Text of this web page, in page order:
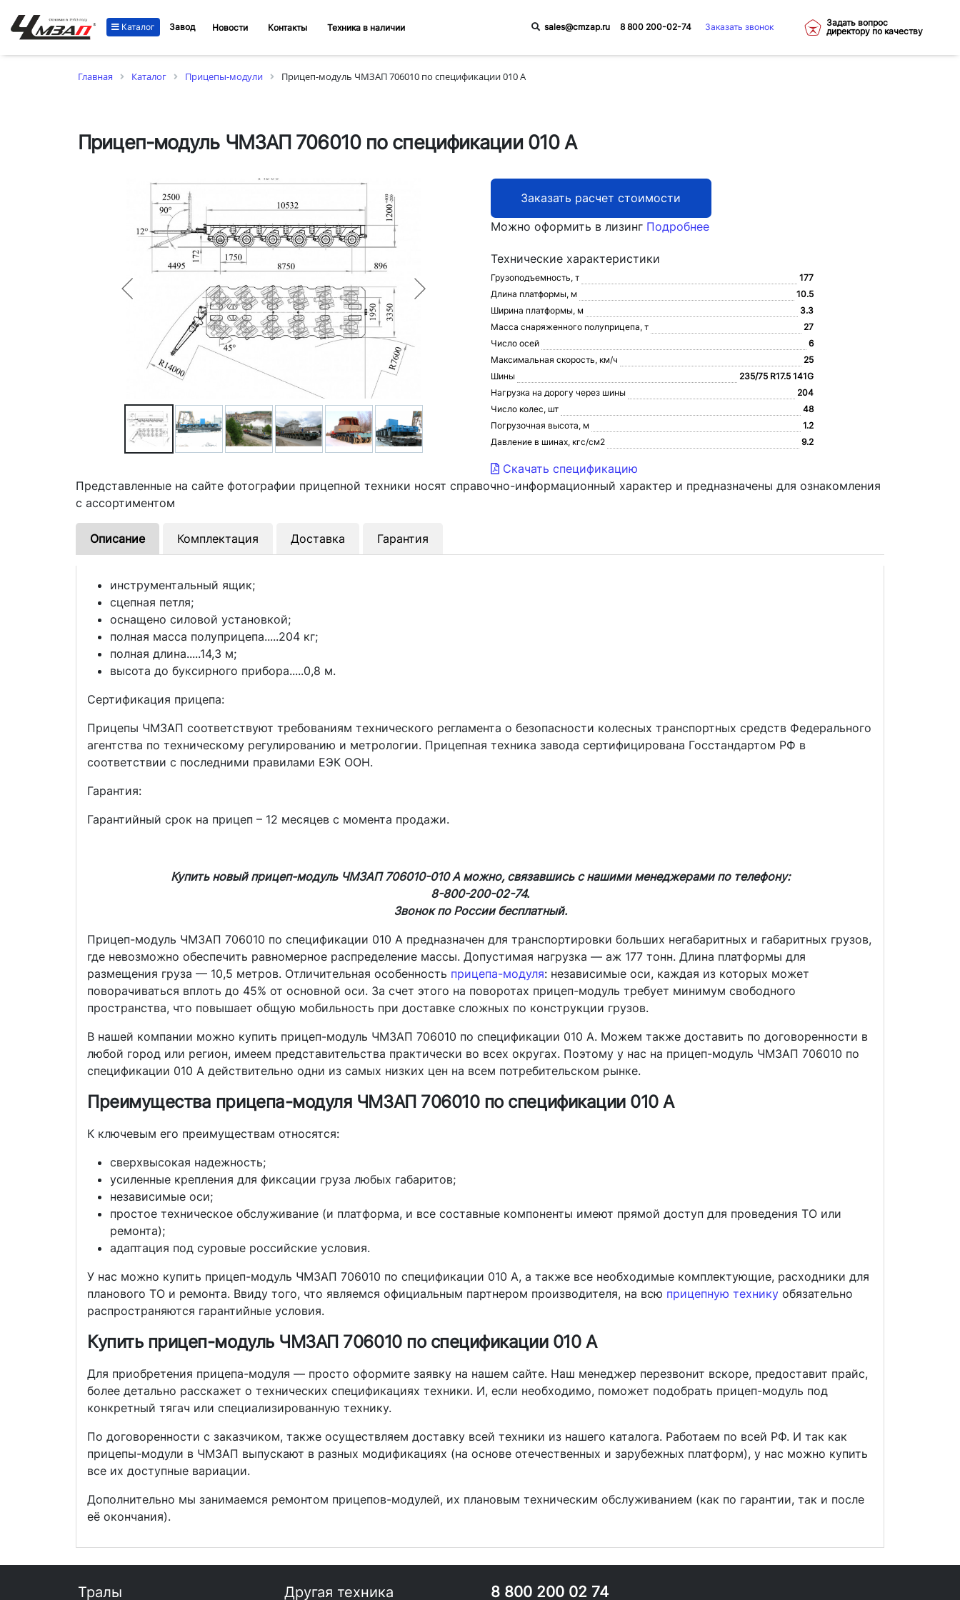
Каталог Завод Новости Контакты Техника в наличии sales@cmzap.ru 8 800 200-02-74 Заказать звонок
Задать вопрос
директору по качеству
Главная Каталог Прицепы-модули Прицеп-модуль ЧМЗАП 706010 по спецификации 010 А
Прицеп-модуль ЧМЗАП 706010 по спецификации 010 А
Заказать расчет стоимости
Можно оформить в лизинг Подробнее
Технические характеристики
Грузоподъемность, т
177
Длина платформы, м
10.5
Ширина платформы, м
3.3
Масса снаряженного полуприцепа, т
27
Число осей
6
Максимальная скорость, км/ч
25
Шины
235/75 R17.5 141G
Нагрузка на дорогу через шины
204
Число колес, шт
48
Погрузочная высота, м
1.2
Давление в шинах, кгс/см2
9.2
Скачать спецификацию
Представленные на сайте фотографии прицепной техники носят справочно-информационный характер и предназначены для ознакомления
с ассортиментом
Описание Комплектация Доставка Гарантия
инструментальный ящик;
сцепная петля;
оснащено силовой установкой;
полная масса полуприцепа.....204 кг;
полная длина.....14,3 м;
высота до буксирного прибора.....0,8 м.
Сертификация прицепа:
Прицепы ЧМЗАП соответствуют требованиям технического регламента о безопасности колесных транспортных средств Федерального
агентства по техническому регулированию и метрологии. Прицепная техника завода сертифицирована Госстандартом РФ в
соответствии с последними правилами ЕЭК ООН.
Гарантия:
Гарантийный срок на прицеп – 12 месяцев с момента продажи.
Купить новый прицеп-модуль ЧМЗАП 706010-010 А можно, связавшись с нашими менеджерами по телефону:
8-800-200-02-74.
Звонок по России бесплатный.
Прицеп-модуль ЧМЗАП 706010 по спецификации 010 А предназначен для транспортировки больших негабаритных и габаритных грузов,
где невозможно обеспечить равномерное распределение массы. Допустимая нагрузка — аж 177 тонн. Длина платформы для
размещения груза — 10,5 метров. Отличительная особенность прицепа-модуля: независимые оси, каждая из которых может
поворачиваться вплоть до 45% от основной оси. За счет этого на поворотах прицеп-модуль требует минимум свободного
пространства, что повышает общую мобильность при доставке сложных по конструкции грузов.
В нашей компании можно купить прицеп-модуль ЧМЗАП 706010 по спецификации 010 А. Можем также доставить по договоренности в
любой город или регион, имеем представительства практически во всех округах. Поэтому у нас на прицеп-модуль ЧМЗАП 706010 по
спецификации 010 А действительно одни из самых низких цен на всем потребительском рынке.
Преимущества прицепа-модуля ЧМЗАП 706010 по спецификации 010 А
К ключевым его преимуществам относятся:
сверхвысокая надежность;
усиленные крепления для фиксации груза любых габаритов;
независимые оси;
простое техническое обслуживание (и платформа, и все составные компоненты имеют прямой доступ для проведения ТО или
ремонта);
адаптация под суровые российские условия.
У нас можно купить прицеп-модуль ЧМЗАП 706010 по спецификации 010 А, а также все необходимые комплектующие, расходники для
планового ТО и ремонта. Ввиду того, что являемся официальным партнером производителя, на всю прицепную технику обязательно
распространяются гарантийные условия.
Купить прицеп-модуль ЧМЗАП 706010 по спецификации 010 А
Для приобретения прицепа-модуля — просто оформите заявку на нашем сайте. Наш менеджер перезвонит вскоре, предоставит прайс,
более детально расскажет о технических спецификациях техники. И, если необходимо, поможет подобрать прицеп-модуль под
конкретный тягач или специализированную технику.
По договоренности с заказчиком, также осуществляем доставку всей техники из нашего каталога. Работаем по всей РФ. И так как
прицепы-модули в ЧМЗАП выпускают в разных модификациях (на основе отечественных и зарубежных платформ), у нас можно купить
все их доступные вариации.
Дополнительно мы занимаемся ремонтом прицепов-модулей, их плановым техническим обслуживанием (как по гарантии, так и после
её окончания).
Тралы Другая техника 8 800 200 02 74